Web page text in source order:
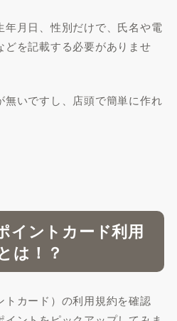
月日、性別だけで、氏名や電
を記載する必要がありませ
いですし、店頭で簡単に作れ
イントカード利用
は！？
トカード）の利用規約を確認